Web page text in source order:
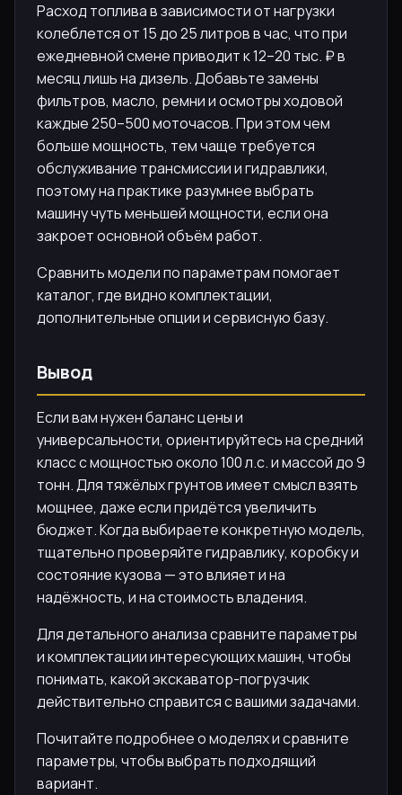
Расход топлива в зависимости от нагрузки
колеблется от 15 до 25 литров в час, что при
ежедневной смене приводит к 12–20 тыс. ₽ в
месяц лишь на дизель. Добавьте замены
фильтров, масло, ремни и осмотры ходовой
каждые 250–500 моточасов. При этом чем
больше мощность, тем чаще требуется
обслуживание трансмиссии и гидравлики,
поэтому на практике разумнее выбрать
машину чуть меньшей мощности, если она
закроет основной объём работ.
Сравнить модели по параметрам помогает
каталог, где видно комплектации,
дополнительные опции и сервисную базу.
Вывод
Если вам нужен баланс цены и
универсальности, ориентируйтесь на средний
класс с мощностью около 100 л.с. и массой до 9
тонн. Для тяжёлых грунтов имеет смысл взять
мощнее, даже если придётся увеличить
бюджет. Когда выбираете конкретную модель,
тщательно проверяйте гидравлику, коробку и
состояние кузова — это влияет и на
надёжность, и на стоимость владения.
Для детального анализа сравните параметры
и комплектации интересующих машин, чтобы
понимать, какой экскаватор-погрузчик
действительно справится с вашими задачами.
Почитайте подробнее о моделях и сравните
параметры, чтобы выбрать подходящий
вариант.